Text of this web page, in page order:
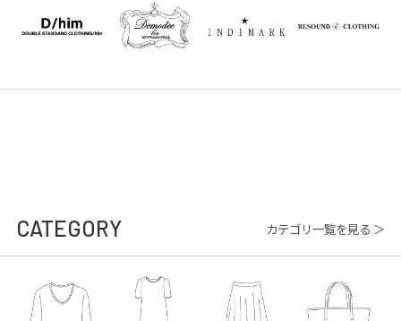
CATEGORY カテゴリ一覧を見る ＞